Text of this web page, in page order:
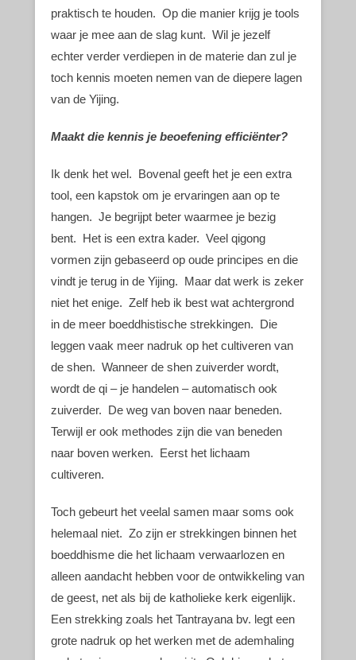
praktisch te houden. Op die manier krijg je tools
waar je mee aan de slag kunt. Wil je jezelf
echter verder verdiepen in de materie dan zul je
toch kennis moeten nemen van de diepere lagen
van de Yijing.
Maakt die kennis je beoefening efficiënter?
Ik denk het wel. Bovenal geeft het je een extra
tool, een kapstok om je ervaringen aan op te
hangen. Je begrijpt beter waarmee je bezig
bent. Het is een extra kader. Veel qigong
vormen zijn gebaseerd op oude principes en die
vindt je terug in de Yijing. Maar dat werk is zeker
niet het enige. Zelf heb ik best wat achtergrond
in de meer boeddhistische strekkingen. Die
leggen vaak meer nadruk op het cultiveren van
de shen. Wanneer de shen zuiverder wordt,
wordt de qi – je handelen – automatisch ook
zuiverder. De weg van boven naar beneden.
Terwijl er ook methodes zijn die van beneden
naar boven werken. Eerst het lichaam
cultiveren.
Toch gebeurt het veelal samen maar soms ook
helemaal niet. Zo zijn er strekkingen binnen het
boeddhisme die het lichaam verwaarlozen en
alleen aandacht hebben voor de ontwikkeling van
de geest, net als bij de katholieke kerk eigenlijk.
Een strekking zoals het Tantrayana bv. legt een
grote nadruk op het werken met de ademhaling